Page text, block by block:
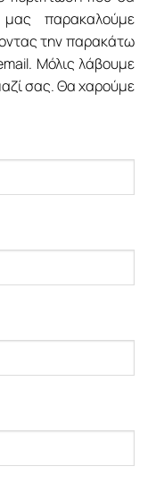
παρακαλούμε
την παρακάτω
Μόλις λάβουμε
σας. Θα χαρούμε